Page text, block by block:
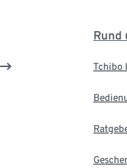
Rund
Tchibo